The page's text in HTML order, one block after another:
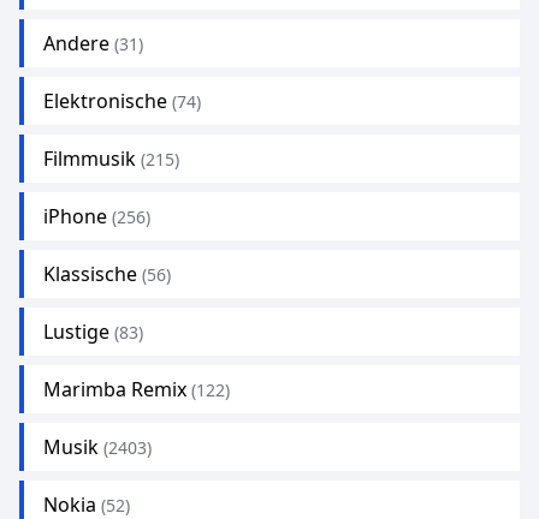
Andere (31)
Elektronische (74)
Filmmusik (215)
iPhone (256)
Klassische (56)
Lustige (83)
Marimba Remix (122)
Musik (2403)
Nokia (52)